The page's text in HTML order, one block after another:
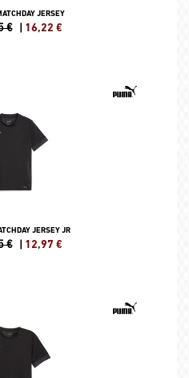
JERSEY
€ | 16,22 €
JERSEY JR
€ | 12,97 €